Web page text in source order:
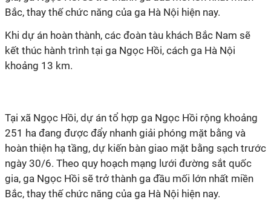
Bắc, thay thế chức năng của ga Hà Nội hiện nay.
Khi dự án hoàn thành, các đoàn tàu khách Bắc Nam sẽ
kết thúc hành trình tại ga Ngọc Hồi, cách ga Hà Nội
khoảng 13 km.
Tại xã Ngọc Hồi, dự án tổ hợp ga Ngọc Hồi rộng khoảng
251 ha đang được đẩy nhanh giải phóng mặt bằng và
hoàn thiện hạ tầng, dự kiến bàn giao mặt bằng sạch trước
ngày 30/6. Theo quy hoạch mạng lưới đường sắt quốc
gia, ga Ngọc Hồi sẽ trở thành ga đầu mối lớn nhất miền
Bắc, thay thế chức năng của ga Hà Nội hiện nay.